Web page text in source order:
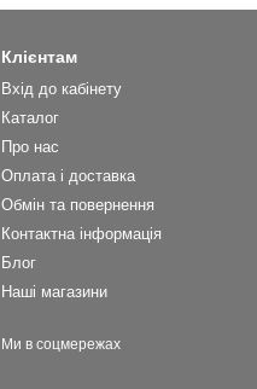
Клієнтам
Вхід до кабінету
Каталог
Про нас
Оплата і доставка
Обмін та повернення
Контактна інформація
Блог
Наші магазини
Ми в соцмережах